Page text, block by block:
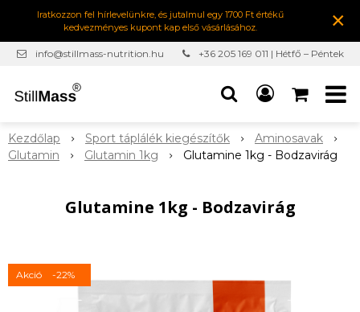
Iratkozzon fel hírlevelünkre, és jutalmul egy 1700 Ft értékű
kedvezményes kupont kap első vásárlásához.
×
info@stillmass-nutrition.hu
+36 205 169 011 | Hétfő – Péntek
Kezdőlap Sport táplálék kiegészítők
Aminosavak
Glutamin
Glutamin 1kg Glutamine 1kg - Bodzavirág
Glutamine 1kg - Bodzavirág
Akció -22%